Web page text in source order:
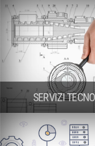
SERVIZI